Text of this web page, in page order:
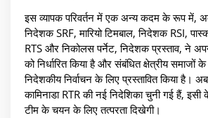
इस व्यापक परिवर्तन में एक अन्य कदम के रूप में,
निदेशक SRF, मारियो टिमबाल, निदेशक RSI,
RTS और निकोलस पर्नेट, निदेशक प्रस्ताव, ने
को निर्धारित किया है और संबंधित क्षेत्रीय समाजों
निदेशकीय निर्वाचन के लिए प्रस्तावित किया है।
कामिनाडा RTR की नई निदेशिका चुनी गई हैं,
टीम के चयन के लिए तत्परता दिखेगी।